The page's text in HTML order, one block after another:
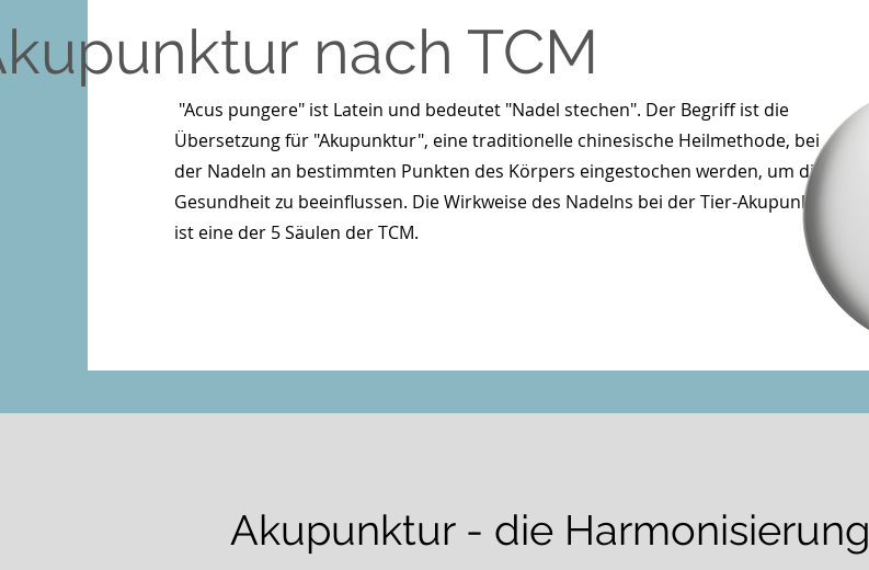
nach TCM
"Acus pungere" ist Latein und bedeutet "Nadel stechen". Der Begriff ist die
Übersetzung für "Akupunktur", eine traditionelle chinesische Heilmethode, bei
der Nadeln an bestimmten Punkten des Körpers eingestochen werden, um die
Gesundheit zu beeinflussen. Die Wirkweise des Nadelns bei der Tier-Akupunktur
ist eine der 5 Säulen der TCM.
Akupunktur - die Harmonisierung